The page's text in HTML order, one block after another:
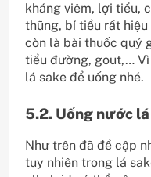
kháng viêm, lợi tiểu,
thũng, bí tiểu rất
còn là bài thuốc quý
tiểu đường, gout,… Vì
lá sake để uống nhé.
5.2. Uống nước
Như trên đã đề cập
tuy nhiên trong lá